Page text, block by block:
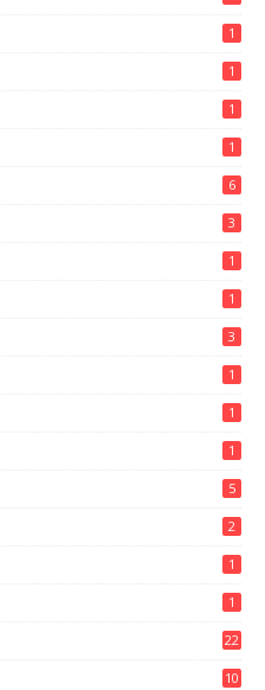
1
1
1
1
6
3
1
1
3
1
1
1
5
2
1
1
22
10